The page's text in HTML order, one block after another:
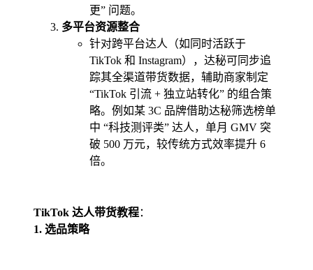
更” 问题。
多平台资源整合
针对跨平台达人（如同时活跃于
TikTok 和 Instagram），达秘可同步追
踪其全渠道带货数据，辅助商家制定
“TikTok 引流 + 独立站转化” 的组合策
略。例如某 3C 品牌借助达秘筛选榜单
中 “科技测评类” 达人，单月 GMV 突
破 500 万元，较传统方式效率提升 6
倍。
TikTok 达人带货教程：
1. 选品策略